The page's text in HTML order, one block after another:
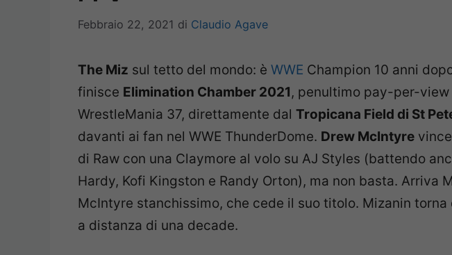
Febbraio 22, 2021 di Claudio Agave
The Miz sul tetto del mondo: è WWE Champion 10 anni
finisce Elimination Chamber 2021, penultimo pay-per-view
WrestleMania 37, direttamente dal Tropicana Field di St
davanti ai fan nel WWE ThunderDome. Drew McIntyre
di Raw con una Claymore al volo su AJ Styles (battendo
Hardy, Kofi Kingston e Randy Orton), ma non basta. Arriva
McIntyre stanchissimo, che cede il suo titolo. Mizanin torna
a distanza di una decade.